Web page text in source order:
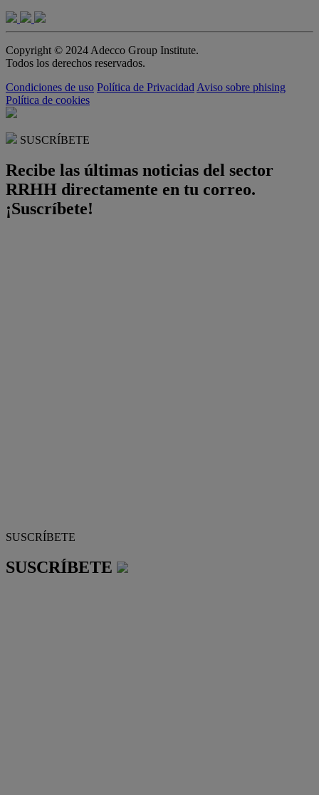
Copyright © 2024 Adecco Group Institute.
Todos los derechos reservados.
Condiciones de uso Política de Privacidad Aviso sobre phising
Política de cookies
SUSCRÍBETE
Recibe las últimas noticias del sector
RRHH directamente en tu correo.
¡Suscríbete!
SUSCRÍBETE
SUSCRÍBETE